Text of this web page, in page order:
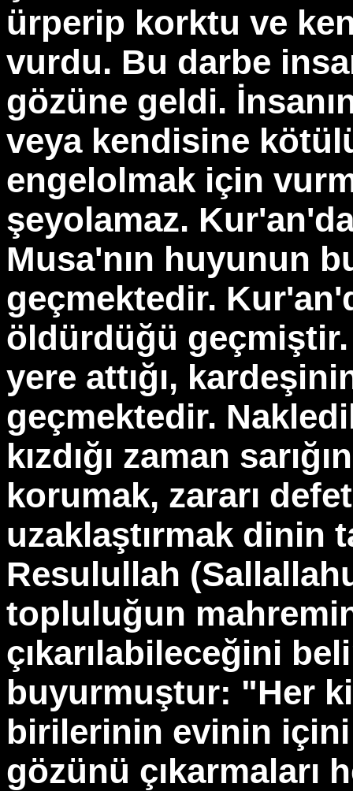
ürperip korktu ve
vurdu. Bu darbe
gözüne geldi.
veya kendisine
engelolmak için
şeyolamaz.
Musa'nın huyunun
geçmektedir.
öldürdüğü
yere attığı,
geçmektedir.
kızdığı zaman
korumak, zararı
uzaklaştırmak dinin
Resulullah
topluluğun
çıkarılabileceğini
buyurmuştur: "Her
birilerinin evinin
gözünü çıkarmaları